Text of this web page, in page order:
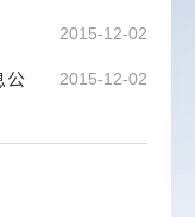
2015-12-02
2015-12-02
公